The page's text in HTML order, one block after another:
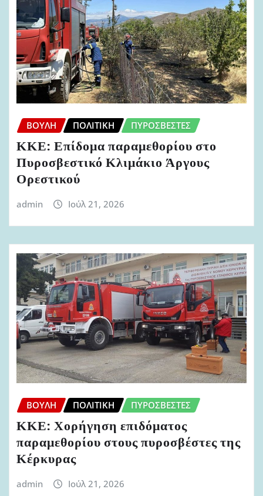
ΒΟΥΛΉ ΠΟΛΙΤΙΚΉ ΠΥΡΟΣΒΈΣΤΕΣ
ΚΚΕ: Επίδομα παραμεθορίου στο
Πυροσβεστικό Κλιμάκιο Άργους
Ορεστικού
admin Ιούλ 21, 2026
ΒΟΥΛΉ ΠΟΛΙΤΙΚΉ ΠΥΡΟΣΒΈΣΤΕΣ
ΚΚΕ: Χορήγηση επιδόματος
παραμεθορίου στους πυροσβέστες της
Κέρκυρας
admin Ιούλ 21, 2026